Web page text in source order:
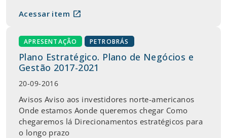
Acessar item open_in_new
APRESENTAÇÃO PETROBRÁS
Plano Estratégico. Plano de Negócios e
Gestão 2017-2021
20-09-2016
Avisos Aviso aos investidores norte-americanos
Onde estamos Aonde queremos chegar Como
chegaremos lá Direcionamentos estratégicos para
o longo prazo